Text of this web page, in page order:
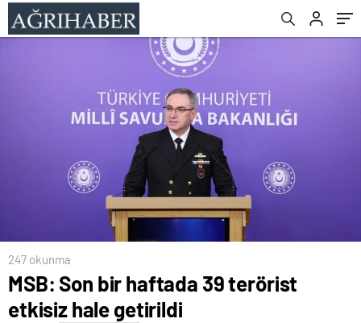
247 okunma
MSB: Son bir haftada 39 terörist
etkisiz hale getirildi